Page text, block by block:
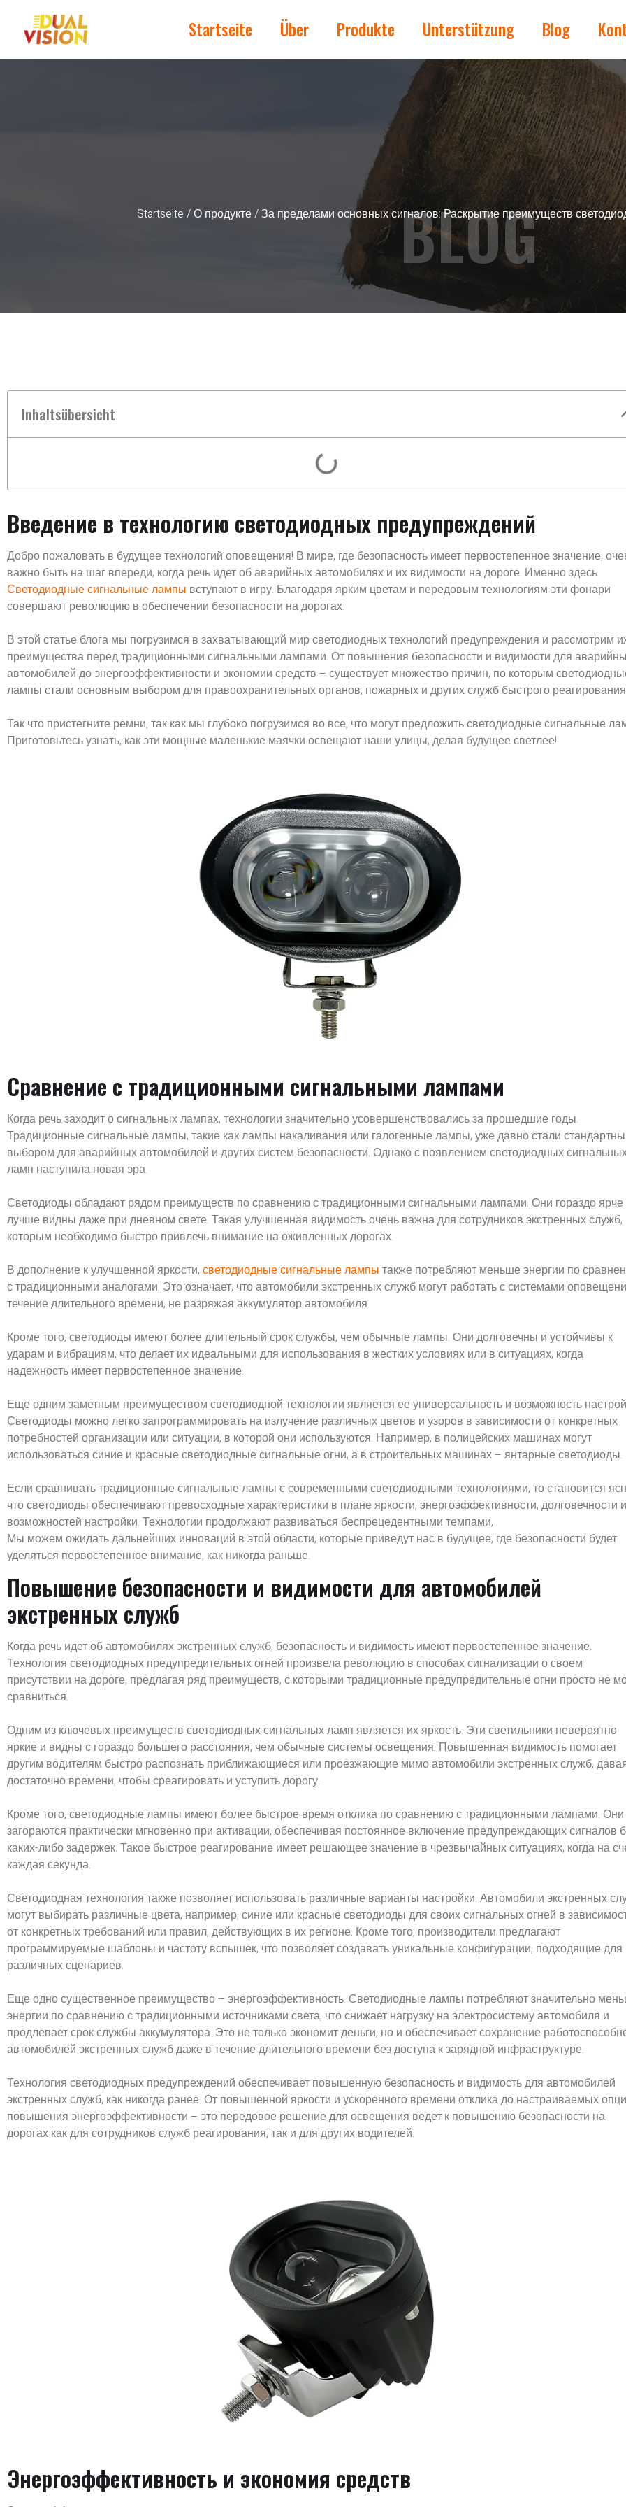
Startseite Über Produkte Unterstützung Blog
Startseite /О продукте/ За пределами основных сигналов: Раскрытие преимуществ
BLOG
Inhaltsübersicht
Введение в технологию светодиодных предупреждений
Добро пожаловать в будущее технологий оповещения! В мире, где безопасность имеет первостепенное значение,
важно быть на шаг впереди, когда речь идет об аварийных автомобилях и их видимости на дороге. Именно здесь
Светодиодные сигнальные лампы вступают в игру. Благодаря ярким цветам и передовым технологиям эти фонари
совершают революцию в обеспечении безопасности на дорогах.
В этой статье блога мы погрузимся в захватывающий мир светодиодных технологий предупреждения и рассмотрим
преимущества перед традиционными сигнальными лампами. От повышения безопасности и видимости для
автомобилей до энергоэффективности и экономии средств – существует множество причин, по которым
лампы стали основным выбором для правоохранительных органов, пожарных и других служб быстрого
Так что пристегните ремни, так как мы глубоко погрузимся во все, что могут предложить светодиодные сигнальные
Приготовьтесь узнать, как эти мощные маленькие маячки освещают наши улицы, делая будущее светлее!
Сравнение с традиционными сигнальными лампами
Когда речь заходит о сигнальных лампах, технологии значительно усовершенствовались за прошедшие годы.
Традиционные сигнальные лампы, такие как лампы накаливания или галогенные лампы, уже давно стали
выбором для аварийных автомобилей и других систем безопасности. Однако с появлением светодиодных
ламп наступила новая эра.
Светодиоды обладают рядом преимуществ по сравнению с традиционными сигнальными лампами. Они гораздо ярче
лучше видны даже при дневном свете. Такая улучшенная видимость очень важна для сотрудников экстренных служб,
которым необходимо быстро привлечь внимание на оживленных дорогах.
В дополнение к улучшенной яркости, светодиодные сигнальные лампы также потребляют меньше энергии по
с традиционными аналогами. Это означает, что автомобили экстренных служб могут работать с системами
течение длительного времени, не разряжая аккумулятор автомобиля.
Кроме того, светодиоды имеют более длительный срок службы, чем обычные лампы. Они долговечны и устойчивы к
ударам и вибрациям, что делает их идеальными для использования в жестких условиях или в ситуациях, когда
надежность имеет первостепенное значение.
Еще одним заметным преимуществом светодиодной технологии является ее универсальность и возможность
Светодиоды можно легко запрограммировать на излучение различных цветов и узоров в зависимости от конкретных
потребностей организации или ситуации, в которой они используются. Например, в полицейских машинах могут
использоваться синие и красные светодиодные сигнальные огни, а в строительных машинах – янтарные светодиоды.
Если сравнивать традиционные сигнальные лампы с современными светодиодными технологиями, то становится
что светодиоды обеспечивают превосходные характеристики в плане яркости, энергоэффективности, долговечности и
возможностей настройки. Технологии продолжают развиваться беспрецедентными темпами,
Мы можем ожидать дальнейших инноваций в этой области, которые приведут нас в будущее, где безопасности будет
уделяться первостепенное внимание, как никогда раньше.
Повышение безопасности и видимости для автомобилей
экстренных служб
Когда речь идет об автомобилях экстренных служб, безопасность и видимость имеют первостепенное значение.
Технология светодиодных предупредительных огней произвела революцию в способах сигнализации о своем
присутствии на дороге, предлагая ряд преимуществ, с которыми традиционные предупредительные огни просто не
сравниться.
Одним из ключевых преимуществ светодиодных сигнальных ламп является их яркость. Эти светильники невероятно
яркие и видны с гораздо большего расстояния, чем обычные системы освещения. Повышенная видимость помогает
другим водителям быстро распознать приближающиеся или проезжающие мимо автомобили экстренных служб,
достаточно времени, чтобы среагировать и уступить дорогу.
Кроме того, светодиодные лампы имеют более быстрое время отклика по сравнению с традиционными лампами. Они
загораются практически мгновенно при активации, обеспечивая постоянное включение предупреждающих сигналов
каких-либо задержек. Такое быстрое реагирование имеет решающее значение в чрезвычайных ситуациях, когда на
каждая секунда.
Светодиодная технология также позволяет использовать различные варианты настройки. Автомобили экстренных
могут выбирать различные цвета, например, синие или красные светодиоды для своих сигнальных огней в
от конкретных требований или правил, действующих в их регионе. Кроме того, производители предлагают
программируемые шаблоны и частоту вспышек, что позволяет создавать уникальные конфигурации, подходящие для
различных сценариев.
Еще одно существенное преимущество – энергоэффективность. Светодиодные лампы потребляют значительно
энергии по сравнению с традиционными источниками света, что снижает нагрузку на электросистему автомобиля и
продлевает срок службы аккумулятора. Это не только экономит деньги, но и обеспечивает сохранение
автомобилей экстренных служб даже в течение длительного времени без доступа к зарядной инфраструктуре.
Технология светодиодных предупреждений обеспечивает повышенную безопасность и видимость для автомобилей
экстренных служб, как никогда ранее. От повышенной яркости и ускоренного времени отклика до настраиваемых
повышения энергоэффективности – это передовое решение для освещения ведет к повышению безопасности на
дорогах как для сотрудников служб реагирования, так и для других водителей.
Энергоэффективность и экономия средств